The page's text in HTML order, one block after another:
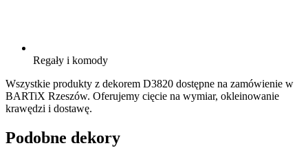
Regały i komody
Wszystkie produkty z dekorem D3820 dostępne na zamówienie w
BARTiX Rzeszów. Oferujemy cięcie na wymiar, okleinowanie
krawędzi i dostawę.
Podobne dekory